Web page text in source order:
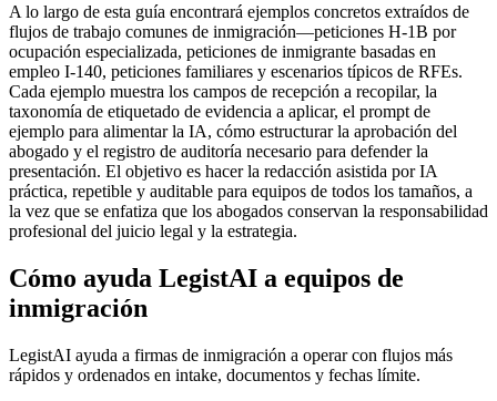
A lo largo de esta guía encontrará ejemplos concretos extraídos de
flujos de trabajo comunes de inmigración—peticiones H-1B por
ocupación especializada, peticiones de inmigrante basadas en
empleo I-140, peticiones familiares y escenarios típicos de RFEs.
Cada ejemplo muestra los campos de recepción a recopilar, la
taxonomía de etiquetado de evidencia a aplicar, el prompt de
ejemplo para alimentar la IA, cómo estructurar la aprobación del
abogado y el registro de auditoría necesario para defender la
presentación. El objetivo es hacer la redacción asistida por IA
práctica, repetible y auditable para equipos de todos los tamaños, a
la vez que se enfatiza que los abogados conservan la responsabilidad
profesional del juicio legal y la estrategia.
Cómo ayuda LegistAI a equipos de
inmigración
LegistAI ayuda a firmas de inmigración a operar con flujos más
rápidos y ordenados en intake, documentos y fechas límite.